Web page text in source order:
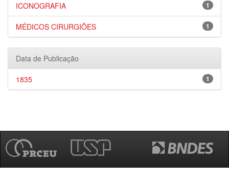
1
ICONOGRAFIA
1
MÉDICOS CIRURGIÕES
Data de Publicação
1
1835